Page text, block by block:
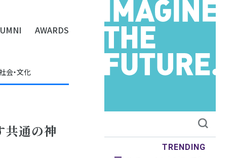
AWARDS
会・文化
通の神
TRENDING